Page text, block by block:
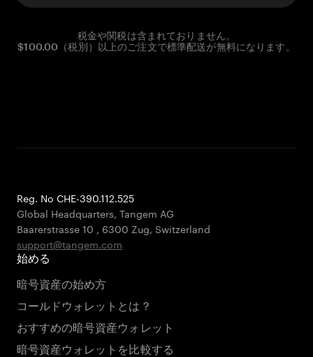
税金や関税は含まれておりません。
$100.00（税別）以上のご注文で標準配送が無料になります。
Reg. No CHE-390.112.525
Global Headquarters, Tangem AG
Baarerstrasse 10 , 6300 Zug, Switzerland
support@tangem.com
始める
暗号資産の始め方
コールドウォレットとは？
おすすめの暗号資産ウォレット
暗号資産ウォレットを比較する